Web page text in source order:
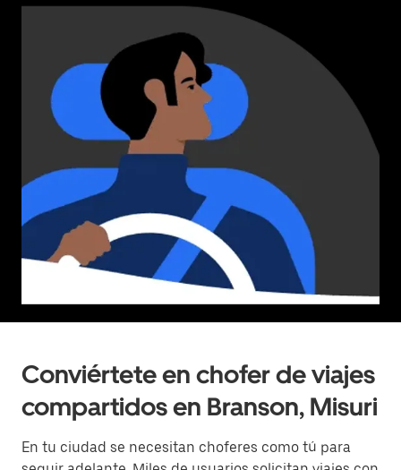
Conviértete en chofer de viajes
compartidos en Branson, Misuri
En tu ciudad se necesitan choferes como tú para